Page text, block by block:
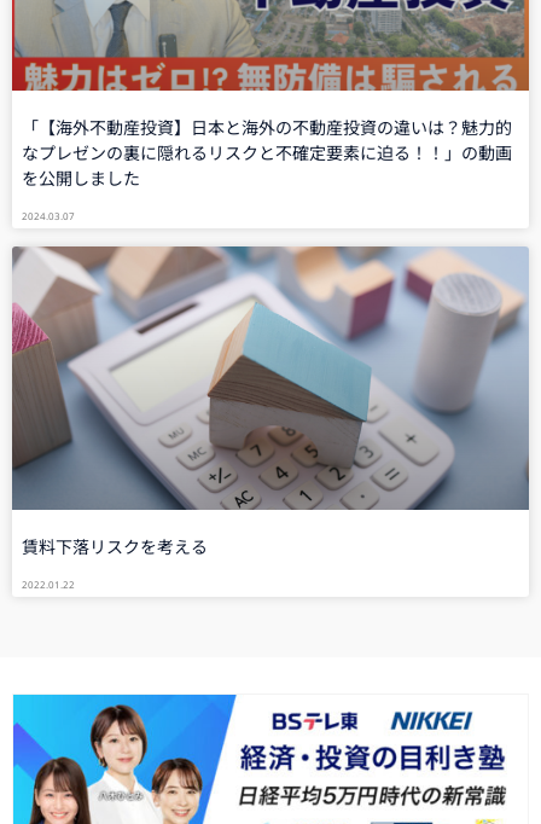
「【海外不動産投資】日本と海外の不動産投資の違いは？魅力的
なプレゼンの裏に隠れるリスクと不確定要素に迫る！！」の動画
を公開しました
2024.03.07
賃料下落リスクを考える
2022.01.22